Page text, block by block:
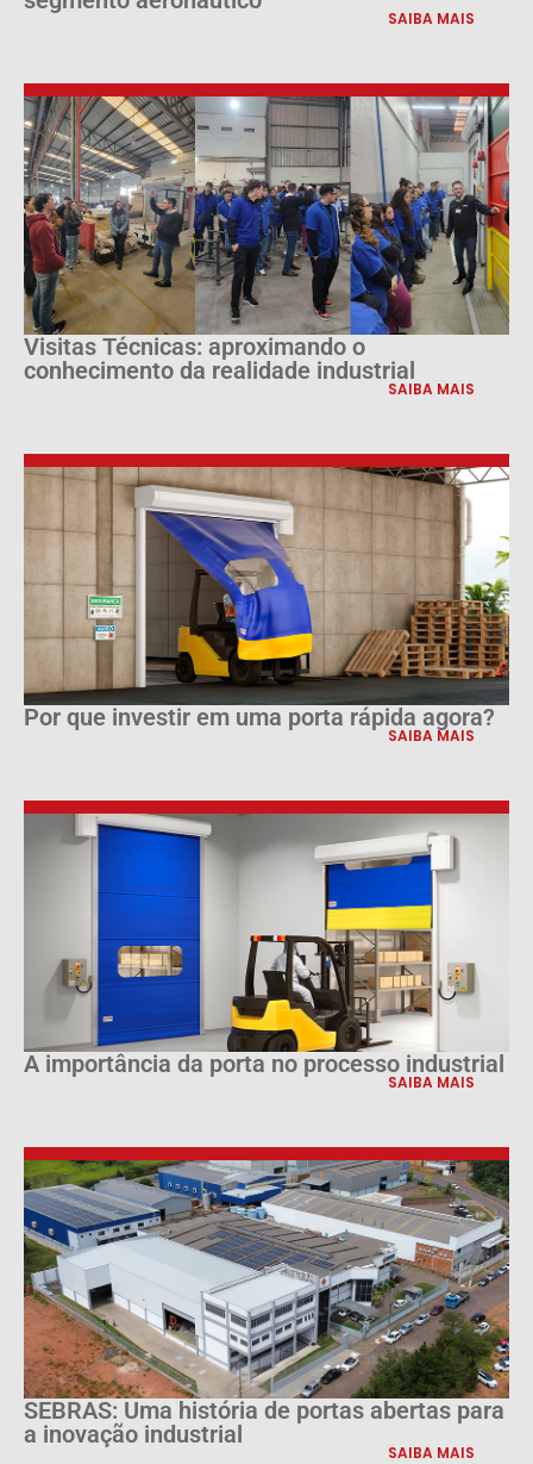
SAIBA MAIS
Visitas Técnicas: aproximando o
conhecimento da realidade industrial
SAIBA MAIS
Por que investir em uma porta rápida agora?
SAIBA MAIS
A importância da porta no processo industrial
SAIBA MAIS
SEBRAS: Uma história de portas abertas para
a inovação industrial
SAIBA MAIS